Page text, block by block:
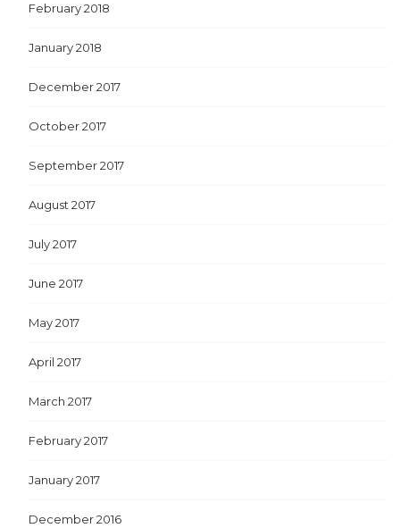
February 2018
January 2018
December 2017
October 2017
September 2017
August 2017
July 2017
June 2017
May 2017
April 2017
March 2017
February 2017
January 2017
December 2016